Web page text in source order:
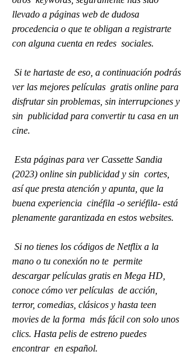
llevado a páginas web de dudosa
procedencia o que te obligan a registrarte
con alguna cuenta en redes  sociales.
ver las mejores películas  gratis online para
disfrutar sin problemas, sin interrupciones y
sin  publicidad para convertir tu casa en un
cine.
(2023) online sin publicidad y sin  cortes,
así que presta atención y apunta, que la
buena experiencia  cinéfila -o seriéfila- está
plenamente garantizada en estos websites.
mano o tu conexión no te  permite
descargar películas gratis en Mega HD,
conoce cómo ver películas  de acción,
terror, comedias, clásicos y hasta teen
movies de la forma  más fácil con solo unos
clics. Hasta pelis de estreno puedes
encontrar  en español.